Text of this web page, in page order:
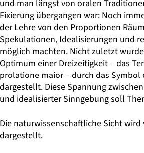
und man längst von oralen
Fixierung übergangen war: Noch
der Lehre von den Proportionen
Spekulationen, Idealisierungen und
möglich machten. Nicht zuletzt
Optimum einer Dreizeitigkeit – das
prolatione maior – durch das Symbol
dargestellt. Diese Spannung
und idealisierter Sinngebung soll
Die naturwissenschaftliche Sicht wird
dargestellt.